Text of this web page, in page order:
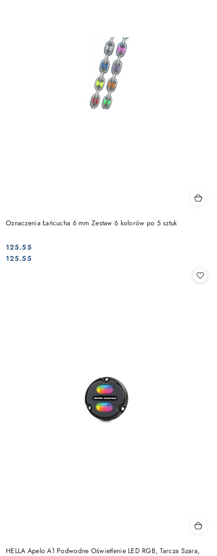
Oznaczenia Łańcucha 6 mm Zestaw 6 kolorów po 5 sztuk
Cena:
125.55
Cena:
125.55
HELLA Apelo A1 Podwodne Oświetlenie LED RGB, Tarcza Szara,